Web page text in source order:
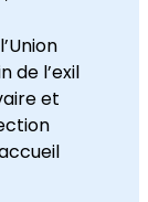
de l’exil
et